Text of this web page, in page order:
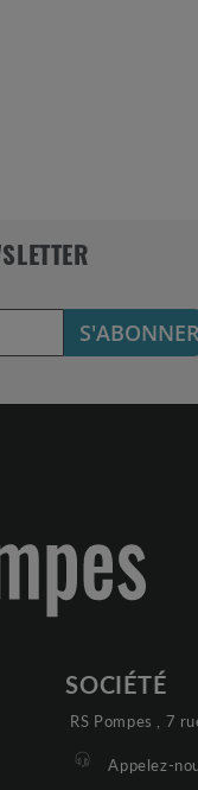
SOCIÉTÉ
RS Pompes , 7
Appelez-